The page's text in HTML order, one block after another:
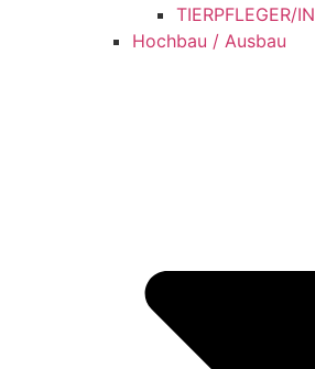
TIERPFLEGER/IN
Hochbau / Ausbau